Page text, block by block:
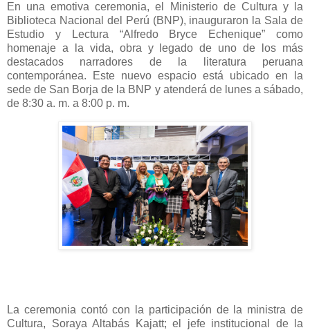
En una emotiva ceremonia, el Ministerio de Cultura y la
Biblioteca Nacional del Perú (BNP), inauguraron la Sala de
Estudio y Lectura “Alfredo Bryce Echenique” como
homenaje a la vida, obra y legado de uno de los más
destacados narradores de la literatura peruana
contemporánea. Este nuevo espacio está ubicado en la
sede de San Borja de la BNP y atenderá de lunes a sábado,
de 8:30 a. m. a 8:00 p. m.
La ceremonia contó con la participación de la ministra de
Cultura, Soraya Altabás Kajatt; el jefe institucional de la